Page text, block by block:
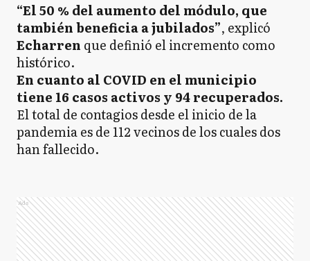
“El 50 % del aumento del módulo, que
también beneficia a jubilados”, explicó
Echarren que definió el incremento como
histórico.
En cuanto al COVID en el municipio
tiene 16 casos activos y 94 recuperados.
El total de contagios desde el inicio de la
pandemia es de 112 vecinos de los cuales dos
han fallecido.
Ads